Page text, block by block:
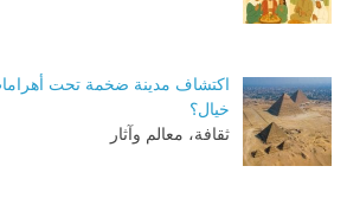
اكتشاف مدينة ضخمة تحت
خيال؟
ثقافة، معالم وآثار